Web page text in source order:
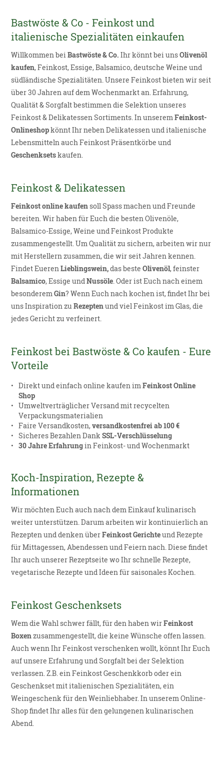
Bastwöste & Co - Feinkost und
italienische Spezialitäten einkaufen
Willkommen beiBastwöste & Co. Ihr könnt bei unsOlivenöl
kaufen,Feinkost,Essige,Balsamico,deutsche Weine und
südländische Spezialitäten. Unsere Feinkost bieten wir seit
über 30 Jahren auf demWochenmarktan. Erfahrung,
Qualität & Sorgfalt bestimmen die Selektion unseres
Feinkost & DelikatessenSortiments. In unseremFeinkost-
Onlineshopkönnt Ihr neben Delikatessen und italienische
Lebensmitteln auchFeinkost Präsentkörbe und
Geschenksetskaufen.
Feinkost & Delikatessen
Feinkost online kaufen soll Spass machen und Freunde
bereiten. Wir haben für Euch die besten Olivenöle,
Balsamico-Essige, Weine und Feinkost Produkte
zusammengestellt. Um Qualität zu sichern, arbeiten wir nur
mit Herstellern zusammen, die wir seit Jahren kennen.
Findet EuerenLieblingswein,das besteOlivenöl, feinster
Balsamico, Essige undNussöle. Oder ist Euch nach einem
besonderemGin? Wenn Euch nach kochen ist, findet Ihr bei
uns Inspiration zuRezeptenund viel Feinkost im Glas, die
jedes Gericht zu verfeinert.
Feinkost bei Bastwöste & Co kaufen - Eure
Vorteile
Direkt und einfach online kaufen imFeinkost Online
Shop
Umweltverträglicher Versand mit recycelten
Verpackungsmaterialien
Faire Versandkosten,versandkostenfrei ab 100 €
Sicheres Bezahlen Dank SSL-Verschlüsselung
30 Jahre Erfahrungin Feinkost- und Wochenmarkt
Koch-Inspiration, Rezepte &
Informationen
Wir möchten Euch auch nach dem Einkauf kulinarisch
weiter unterstützen. Darum arbeiten wir kontinuierlich an
Rezepten und denken überFeinkost Gerichteund Rezepte
für Mittagessen, Abendessen und Feiern nach. Diese findet
Ihr auch unserer Rezeptseite wo Ihr schnelleRezepte,
vegetarische Rezepte und Ideen für saisonales Kochen.
Feinkost Geschenksets
Wem die Wahl schwer fällt, für den haben wirFeinkost
Boxenzusammengestellt, die keine Wünsche offen lassen.
Auch wenn Ihr Feinkost verschenken wollt, könnt Ihr Euch
auf unsere Erfahrung und Sorgfalt bei der Selektion
verlassen. Z.B. ein Feinkost Geschenkkorb oder ein
Geschenkset mit italienischen Spezialitäten, ein
Weingeschenk für den Weinliebhaber. In unserem Online-
Shop findet Ihr alles für den gelungenen kulinarischen
Abend.